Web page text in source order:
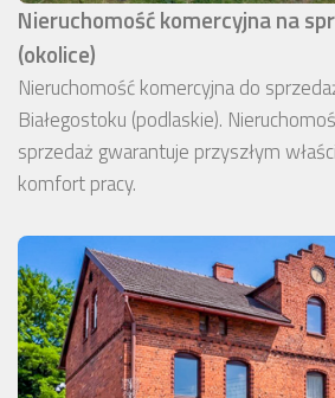
Nieruchomość komercyjna na
(okolice)
Nieruchomość komercyjna do
Białegostoku (podlaskie).
sprzedaż gwarantuje przyszłym
komfort pracy.